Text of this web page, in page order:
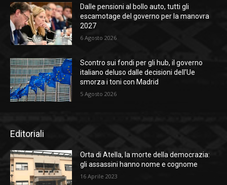
Dalle pensioni al bollo auto, tutti gli
escamotage del governo per la manovra
2027
6 Agosto 2026
Scontro sui fondi per gli hub, il governo
italiano deluso dalle decisioni dell’Ue
smorza i toni con Madrid
5 Agosto 2026
Editoriali
Orta di Atella, la morte della democrazia:
gli assassini hanno nome e cognome
16 Aprile 2023